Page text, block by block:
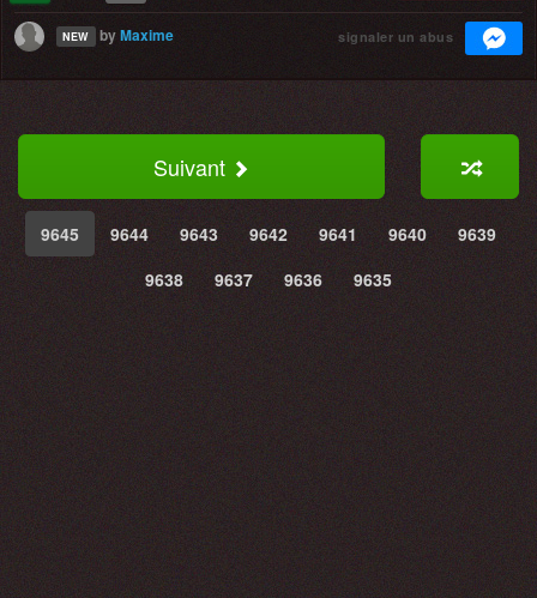
NEW byMaxime signaler un abus
Suivant
9645 9644 9643 9642 9641 9640
9639
9638
9637 9636 9635